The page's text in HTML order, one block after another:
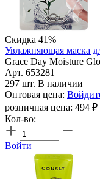
Скидка 41%
Увлажняющая маска
Grace Day Moisture
Арт. 653281
297 шт. В наличии
Оптовая цена:
розничная цена: 494 ₽
Кол-во:
Войти